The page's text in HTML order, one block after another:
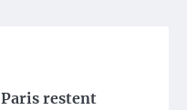
Paris restent